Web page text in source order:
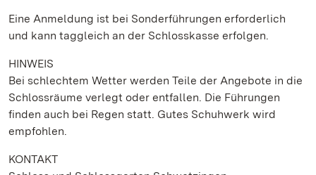
Eine Anmeldung ist bei Sonderführungen erforderlich
und kann taggleich an der Schlosskasse erfolgen.
HINWEIS
Bei schlechtem Wetter werden Teile der Angebote in die
Schlossräume verlegt oder entfallen. Die Führungen
finden auch bei Regen statt. Gutes Schuhwerk wird
empfohlen.
KONTAKT